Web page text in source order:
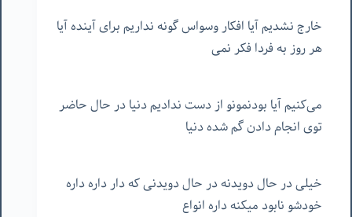
خارج نشدیم آیا افکار وسواس گونه نداریم برای آینده آیا
هر روز به فردا فکر نمی
می‌کنیم آیا بودنمونو از دست ندادیم دنیا در حال حاضر
توی انجام دادن گم شده دنیا
خیلی در حال دویدنه در حال دویدنی که دار داره داره
خودشو نابود میکنه داره انواع